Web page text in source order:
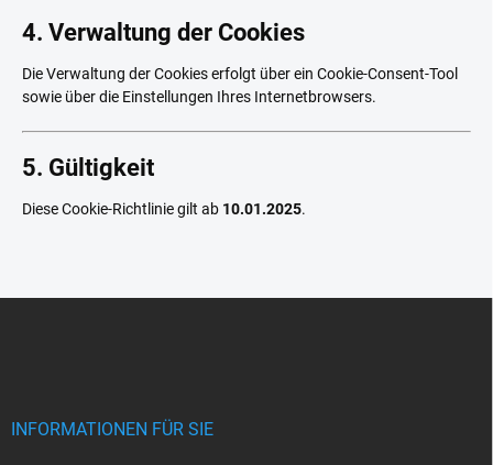
4. Verwaltung der Cookies
Die Verwaltung der Cookies erfolgt über ein Cookie-Consent-Tool
sowie über die Einstellungen Ihres Internetbrowsers.
5. Gültigkeit
Diese Cookie-Richtlinie gilt ab 10.01.2025.
INFORMATIONEN FÜR SIE